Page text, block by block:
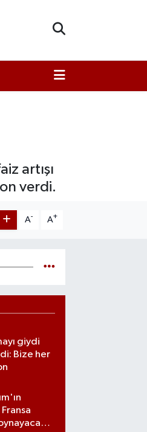
artışı
verdi.
A- A+
giydi
Bize her